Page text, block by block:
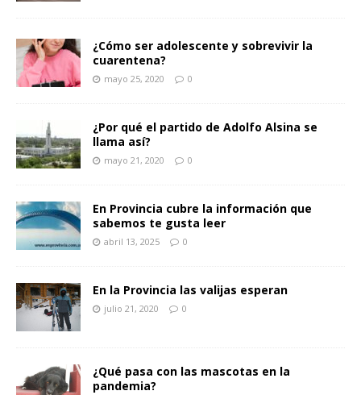
¿Cómo ser adolescente y sobrevivir la
cuarentena?
mayo 25, 2020 0
¿Por qué el partido de Adolfo Alsina se
llama así?
mayo 21, 2020 0
En Provincia cubre la información que
sabemos te gusta leer
abril 13, 2025 0
En la Provincia las valijas esperan
julio 21, 2020 0
¿Qué pasa con las mascotas en la
pandemia?